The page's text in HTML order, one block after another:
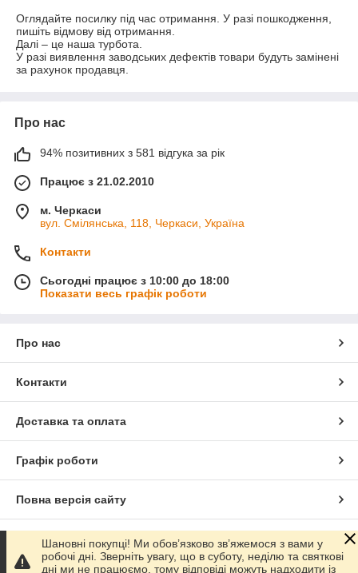
Оглядайте посилку під час отримання. У разі пошкодження,
пишіть відмову від отримання.
Далі – це наша турбота.
У разі виявлення заводських дефектів товари будуть замінені
за рахунок продавця.
Про нас
94% позитивних з 581 відгука за рік
Працює з 21.02.2010
м. Черкаси
вул. Смілянська, 118, Черкаси, Україна
Контакти
Сьогодні працює з 10:00 до 18:00
Показати весь графік роботи
Про нас
Контакти
Доставка та оплата
Графік роботи
Повна версія сайту
Сайт створено на маркетплейсіProm.ua
Шановні покупці! Ми обов’язково зв’яжемося з вами у
робочі дні. Зверніть увагу, що в суботу, неділю та святкові
дні ми не працюємо, тому відповіді можуть надходити із